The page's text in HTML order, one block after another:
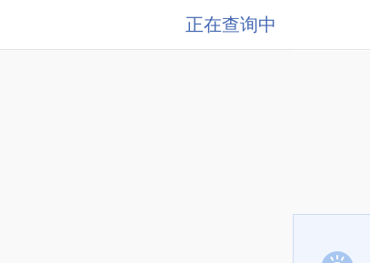
正在查询中